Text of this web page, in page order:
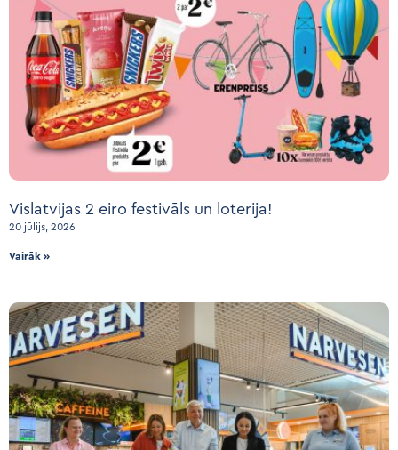
Vislatvijas 2 eiro festivāls un loterija!
20 jūlijs, 2026
Vairāk »